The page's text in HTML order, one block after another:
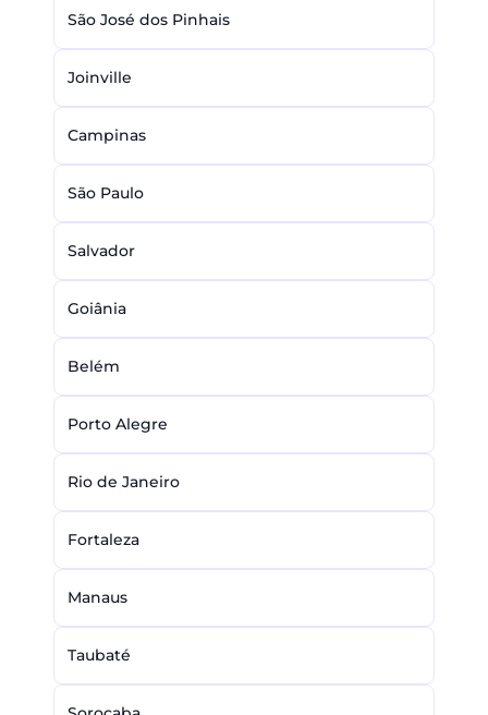
São José dos Pinhais
Joinville
Campinas
São Paulo
Salvador
Goiânia
Belém
Porto Alegre
Rio de Janeiro
Fortaleza
Manaus
Taubaté